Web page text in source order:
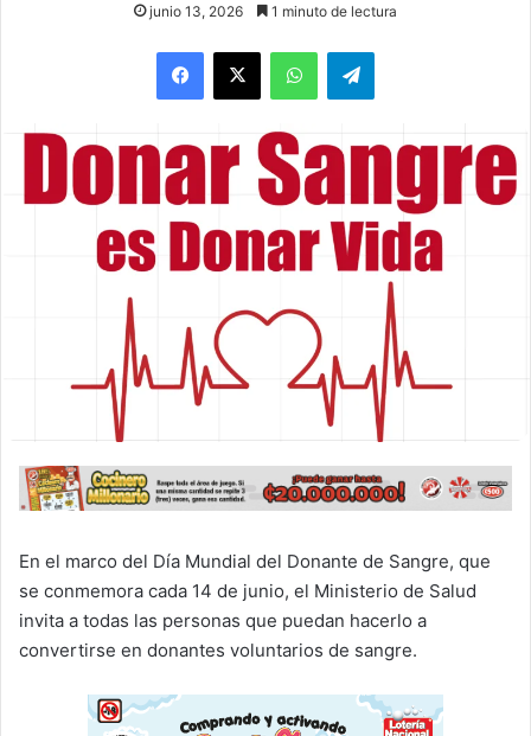
junio 13, 2026 1 minuto de lectura
WhatsAppTelegram
En el marco del Día Mundial del Donante de Sangre, que
se conmemora cada 14 de junio, el Ministerio de Salud
invita a todas las personas que puedan hacerlo a
convertirse en donantes voluntarios de sangre.